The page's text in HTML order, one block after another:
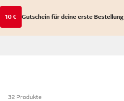
10 € Gutschein für deine erste Bestellung
32 Produkte